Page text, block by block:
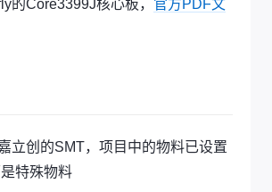
的Core3399J核心板， 官方PDF文
立创的SMT，项目中的物料已设置
特殊物料